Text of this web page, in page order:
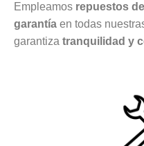
Empleamos repuestos
garantía en todas
garantiza tranquilidad y